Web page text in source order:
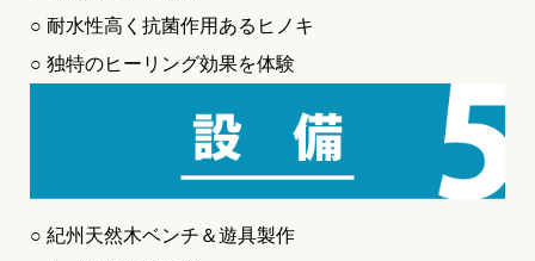
○ 耐水性高く抗菌作用あるヒノキ
○ 独特のヒーリング効果を体験
○ 紀州天然木ベンチ＆遊具製作